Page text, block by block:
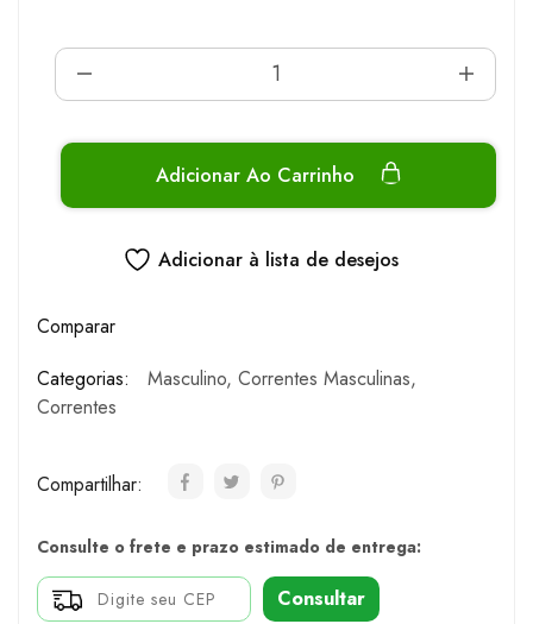
Adicionar Ao Carrinho
Adicionar à lista de desejos
Comparar
Categorias:
Masculino, Correntes Masculinas,
Correntes
Compartilhar:
Consulte o frete e prazo estimado de entrega:
Consultar